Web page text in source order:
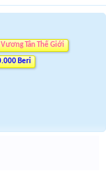
Vương Tân Thế Giới
Beri